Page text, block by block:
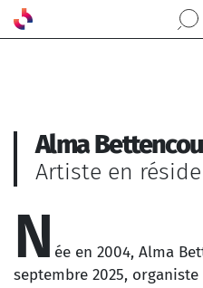
Aller au contenu principal
Alma
Artiste en
N ée en 2004, Alma
septembre 2025,